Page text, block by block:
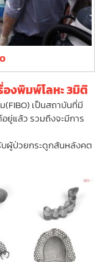
องพิมพ์โลหะ 3มิติ
เป็นสถาบันที่มี
ยู่แล้ว รวมถึงจะมีการ
บผู้ป่วยกระดูกสันหลังคต